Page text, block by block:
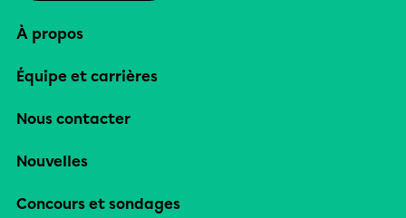
À propos
Équipe et carrières
Nous contacter
Nouvelles
Concours et sondages